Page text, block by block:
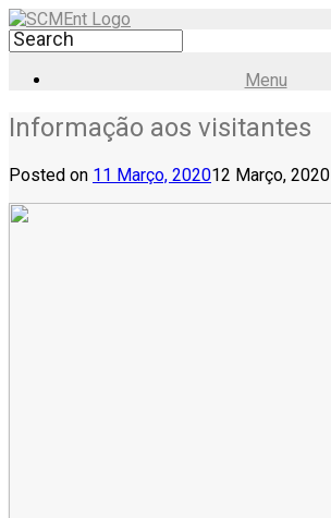
Menu
Informação aos visitantes
Posted on 11 Março, 202012 Março, 2020